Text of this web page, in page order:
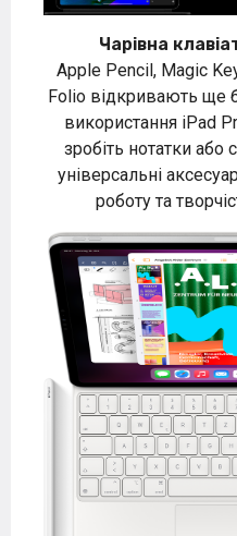
Чарівна
Apple Pencil, Magic
Folio відкривають ще
використання iPad
зробіть нотатки або
універсальні
роботу та